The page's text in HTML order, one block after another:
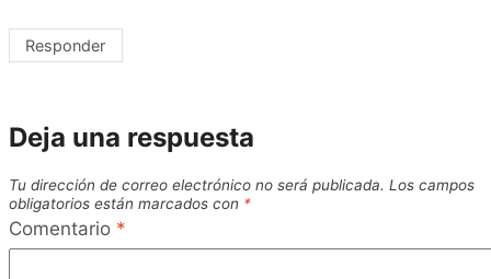
Responder
Deja una respuesta
Tu dirección de correo electrónico no será publicada. Los campos
obligatorios están marcados con *
Comentario *